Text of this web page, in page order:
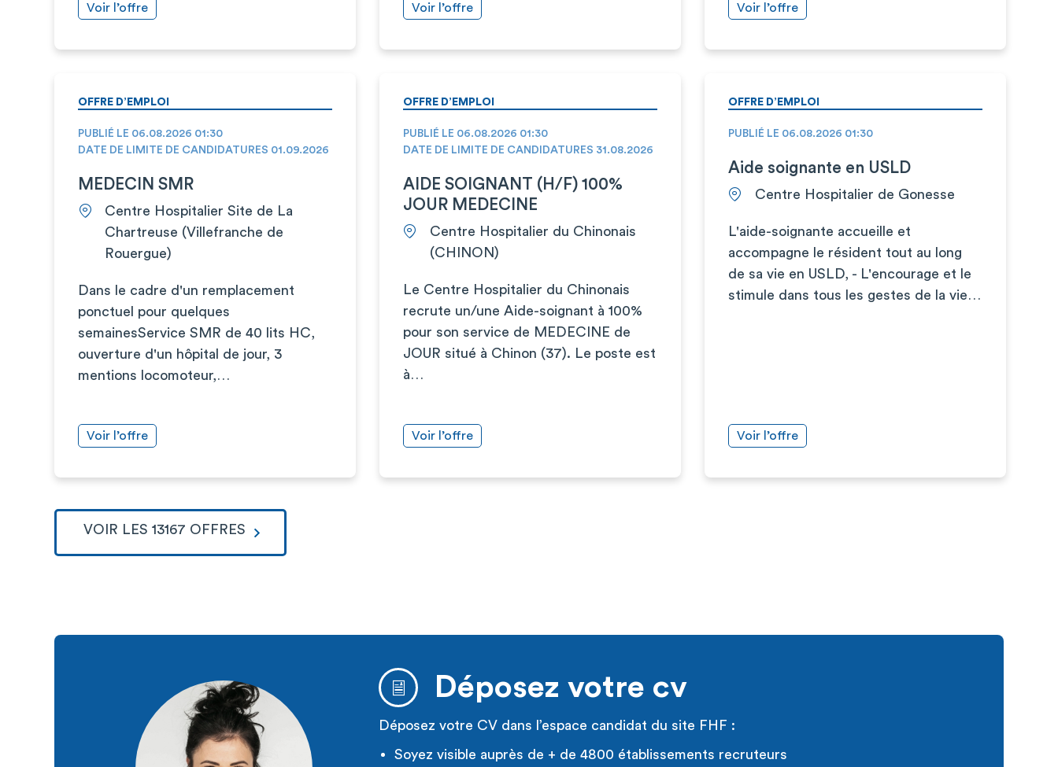
Voir l’offre Voir l’offre Voir l’offre
OFFRE D’EMPLOI
PUBLIÉ LE 06.08.2026 01:30
DATE DE LIMITE DE CANDIDATURES 01.09.2026
MEDECIN SMR
Centre Hospitalier Site de La
Chartreuse (Villefranche de
Rouergue)
Dans le cadre d'un remplacement
ponctuel pour quelques
semainesService SMR de 40 lits HC,
ouverture d'un hôpital de jour, 3
mentions locomoteur,…
Voir l’offre
OFFRE D’EMPLOI
PUBLIÉ LE 06.08.2026 01:30
DATE DE LIMITE DE CANDIDATURES 31.08.2026
AIDE SOIGNANT (H/F) 100%
JOUR MEDECINE
Centre Hospitalier du Chinonais
(CHINON)
Le Centre Hospitalier du Chinonais
recrute un/une Aide-soignant à 100%
pour son service de MEDECINE de
JOUR situé à Chinon (37). Le poste est
à…
Voir l’offre
OFFRE D’EMPLOI
PUBLIÉ LE 06.08.2026 01:30
Aide soignante en USLD
Centre Hospitalier de Gonesse
L'aide-soignante accueille et
accompagne le résident tout au long
de sa vie en USLD, - L'encourage et le
stimule dans tous les gestes de la vie…
Voir l’offre
VOIR LES 13167 OFFRES
Déposez votre cv
Déposez votre CV dans l’espace candidat du site FHF :
Soyez visible auprès de + de 4800 établissements recruteurs